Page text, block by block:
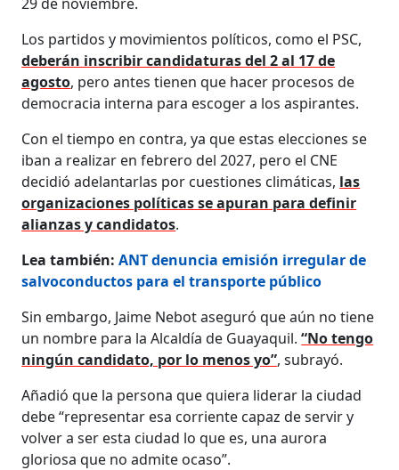
Los partidos y movimientos políticos, como el PSC,
deberán inscribir candidaturas del 2 al 17 de
agosto, pero antes tienen que hacer procesos de
democracia interna para escoger a los aspirantes.
Con el tiempo en contra, ya que estas elecciones se
iban a realizar en febrero del 2027, pero el CNE
decidió adelantarlas por cuestiones climáticas, las
organizaciones políticas se apuran para definir
alianzas y candidatos.
Lea también:ANT denuncia emisión irregular de
salvoconductos para el transporte público
Sin embargo, Jaime Nebot aseguró que aún no tiene
un nombre para la Alcaldía de Guayaquil.“No tengo
ningún candidato, por lo menos yo”, subrayó.
Añadió que la persona que quiera liderar la ciudad
debe “representar esa corriente capaz de servir y
volver a ser esta ciudad lo que es, una aurora
gloriosa que no admite ocaso”.